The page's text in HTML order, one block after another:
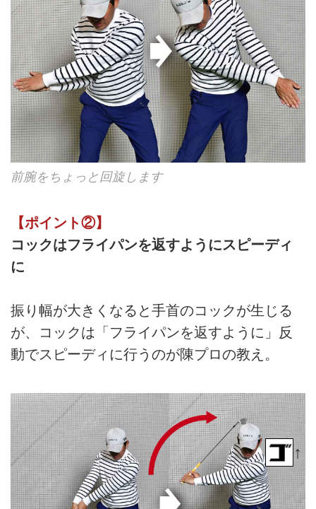
前腕をちょっと回旋します
【ポイント②】
コックはフライパンを返すようにスピーディ
に
振り幅が大きくなると手首のコックが生じる
が、コックは「フライパンを返すように」反
動でスピーディに行うのが陳プロの教え。
↑